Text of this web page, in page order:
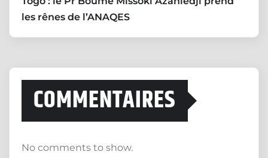
les rênes de l’ANAQES
COMMENTAIRES
No comments to show.